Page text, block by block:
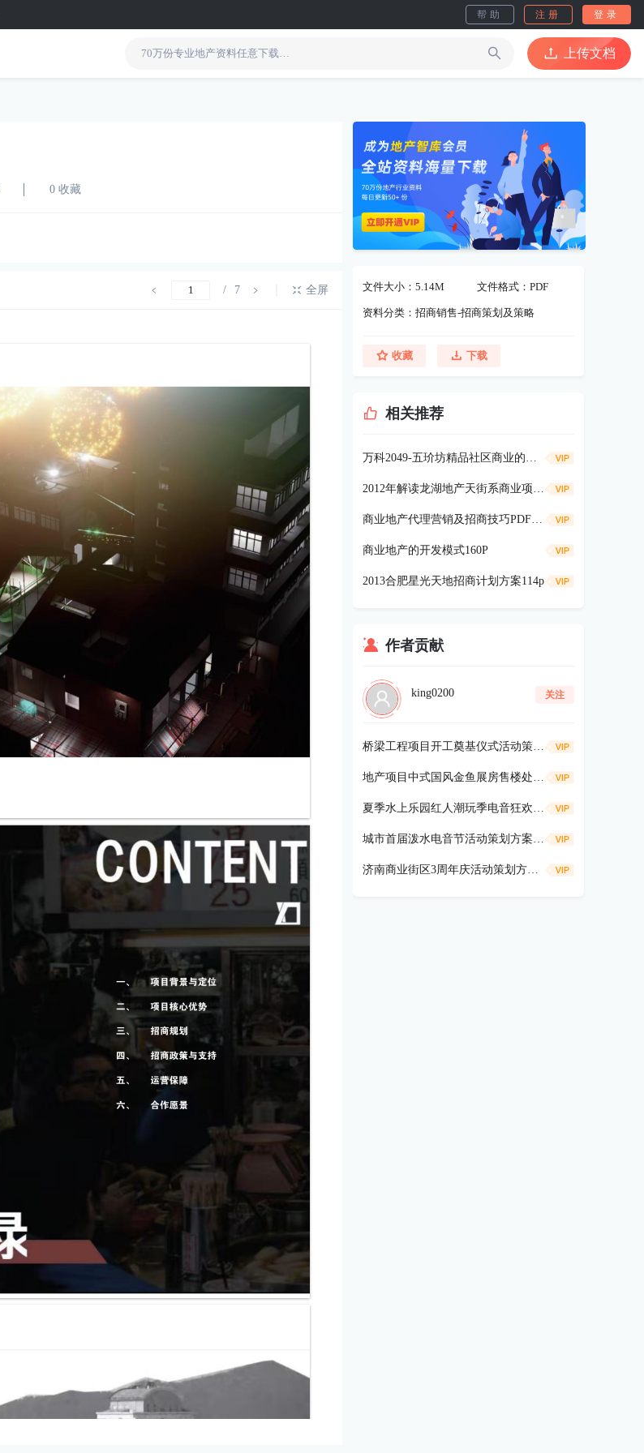
帮助 注册 登录
上传文档
0 收藏
/ 7 全屏 文件大小：5.14M 文件格式：PDF
资料分类：招商销售-招商策划及策略
收藏 下载
相关推荐
万科2049-五玠坊精品社区商业的成功经验分享53P
2012年解读龙湖地产天街系商业项目（51页）
商业地产代理营销及招商技巧PDF 80页
商业地产的开发模式160P
2013合肥星光天地招商计划方案114p
作者贡献
king0200 关注
桥梁工程项目开工奠基仪式活动策划方案
地产项目中式国风金鱼展房售楼处示范区开放活动策划方案（遇鉴国风雅境时主题）
夏季水上乐园红人潮玩季电音狂欢活动策划方案
城市首届泼水电音节活动策划方案（盛夏狂欢 电音造浪主题）
济南商业街区3周年庆活动策划方案（共富热爱 不燃不3主题）